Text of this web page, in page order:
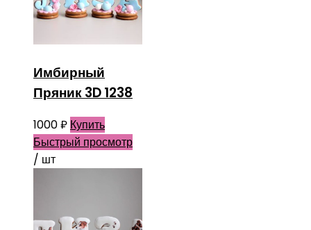
Имбирный
Пряник 3D 1238
1000₽ Купить
Быстрый просмотр
/ шт